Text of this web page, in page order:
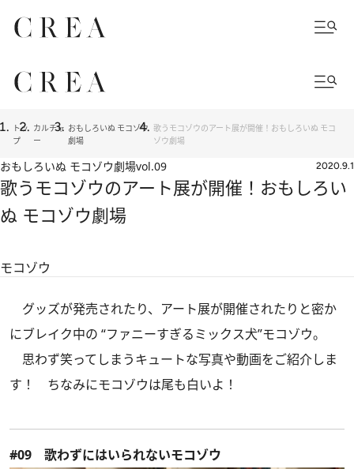
トッ
プ
カルチャ
ー
おもしろいぬ モコゾウ
劇場
歌うモコゾウのアート展が開催！おもしろいぬ モコ
ゾウ劇場
おもしろいぬ モコゾウ劇場vol.09 2020.9.1
歌うモコゾウのアート展が開催！おもしろい
ぬ モコゾウ劇場
モコゾウ
グッズが発売されたり、アート展が開催されたりと密か
にブレイク中の “ファニーすぎるミックス犬”モコゾウ。
思わず笑ってしまうキュートな写真や動画をご紹介しま
す！ ちなみにモコゾウは尾も白いよ！
#09 歌わずにはいられないモコゾウ